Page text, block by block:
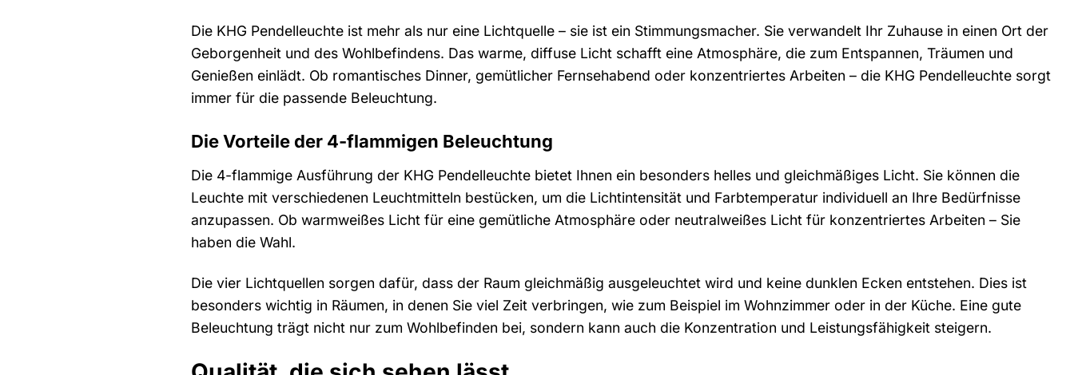
Die KHG Pendelleuchte ist mehr als nur eine Lichtquelle – sie ist ein Stimmungsmacher. Sie verwandelt Ihr Zuhause in einen Ort der
Geborgenheit und des Wohlbefindens. Das warme, diffuse Licht schafft eine Atmosphäre, die zum Entspannen, Träumen und
Genießen einlädt. Ob romantisches Dinner, gemütlicher Fernsehabend oder konzentriertes Arbeiten – die KHG Pendelleuchte sorgt
immer für die passende Beleuchtung.
Die Vorteile der 4-flammigen Beleuchtung
Die 4-flammige Ausführung der KHG Pendelleuchte bietet Ihnen ein besonders helles und gleichmäßiges Licht. Sie können die
Leuchte mit verschiedenen Leuchtmitteln bestücken, um die Lichtintensität und Farbtemperatur individuell an Ihre Bedürfnisse
anzupassen. Ob warmweißes Licht für eine gemütliche Atmosphäre oder neutralweißes Licht für konzentriertes Arbeiten – Sie
haben die Wahl.
Die vier Lichtquellen sorgen dafür, dass der Raum gleichmäßig ausgeleuchtet wird und keine dunklen Ecken entstehen. Dies ist
besonders wichtig in Räumen, in denen Sie viel Zeit verbringen, wie zum Beispiel im Wohnzimmer oder in der Küche. Eine gute
Beleuchtung trägt nicht nur zum Wohlbefinden bei, sondern kann auch die Konzentration und Leistungsfähigkeit steigern.